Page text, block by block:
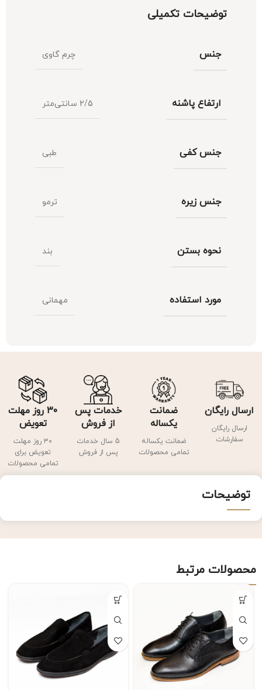
توضیحات تکمیلی
جنس چرم گاوی
ارتفاع پاشنه 2/5 سانتی‌متر
جنس کفی طبی
جنس زیره ترمو
نحوه بستن بند
مورد استفاده مهمانی
ارسال رایگان
ارسال رایگان
سفارشات
ضمانت
یکساله
ضمانت یکساله
تمامی محصولات
خدمات پس
از فروش
5 سال خدمات
پس از فروش
۳۰ روز مهلت
تعویض
۳۰ روز مهلت
تعویض برای
تمامی محصولات
توضیحات
محصولات مرتبط